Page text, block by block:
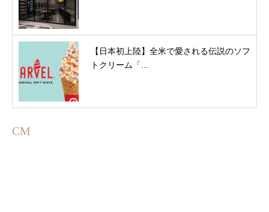
【日本初上陸】全米で愛される伝説のソフ
トクリーム「...
CM